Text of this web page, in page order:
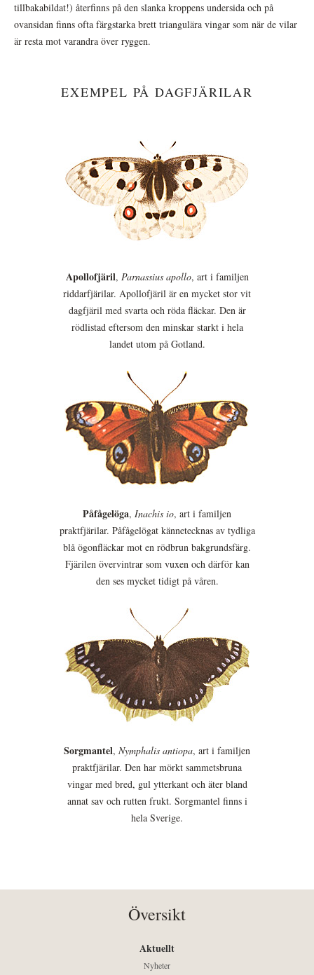
tillbakabildat!) återfinns på den slanka kroppens undersida och på
ovansidan finns ofta färgstarka brett triangulära vingar som när de vilar
är resta mot varandra över ryggen.
EXEMPEL PÅ DAGFJÄRILAR
Apollofjäril, Parnassius apollo, art i familjen
riddarfjärilar. Apollofjäril är en mycket stor vit
dagfjäril med svarta och röda fläckar. Den är
rödlistad eftersom den minskar starkt i hela
landet utom på Gotland.
Påfågelöga, Inachis io, art i familjen
praktfjärilar. Påfågelögat kännetecknas av tydliga
blå ögonfläckar mot en rödbrun bakgrundsfärg.
Fjärilen övervintrar som vuxen och därför kan
den ses mycket tidigt på våren.
Sorgmantel, Nymphalis antiopa, art i familjen
praktfjärilar. Den har mörkt sammetsbruna
vingar med bred, gul ytterkant och äter bland
annat sav och rutten frukt. Sorgmantel finns i
hela Sverige.
Översikt
Aktuellt
Nyheter